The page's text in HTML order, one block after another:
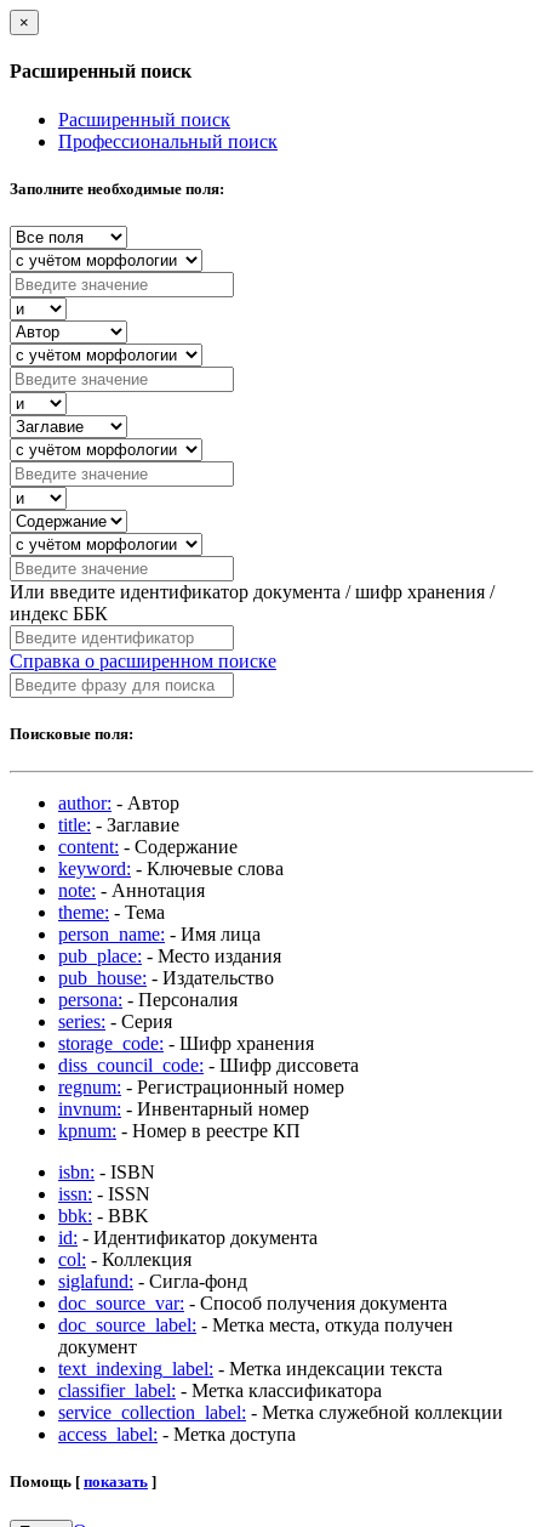
×
Расширенный поиск
Расширенный поиск
Профессиональный поиск
Заполните необходимые поля:
Или введите идентификатор документа / шифр хранения /
индекс ББК
Справка о расширенном поиске
Поисковые поля:
author: - Автор
title: - Заглавие
content: - Содержание
keyword: - Ключевые слова
note: - Аннотация
theme: - Тема
person_name: - Имя лица
pub_place: - Место издания
pub_house: - Издательство
persona: - Персоналия
series: - Серия
storage_code: - Шифр хранения
diss_council_code: - Шифр диссовета
regnum: - Регистрационный номер
invnum: - Инвентарный номер
kpnum: - Номер в реестре КП
isbn: - ISBN
issn: - ISSN
bbk: - BBK
id: - Идентификатор документа
col: - Коллекция
siglafund: - Сигла-фонд
doc_source_var: - Способ получения документа
doc_source_label: - Метка места, откуда получен
документ
text_indexing_label: - Метка индексации текста
classifier_label: - Метка классификатора
service_collection_label: - Метка служебной коллекции
access_label: - Метка доступа
Помощь [ показать ]